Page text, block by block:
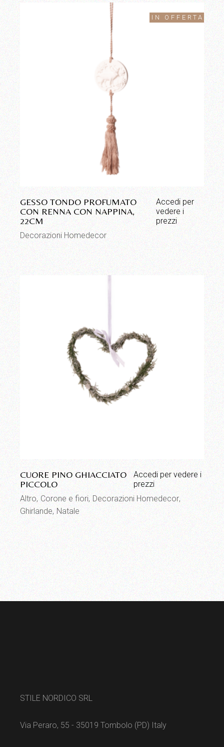
IN OFFERTA
GESSO TONDO PROFUMATO
CON RENNA CON NAPPINA,
22CM
Accedi per
vedere i
prezzi
Decorazioni Homedecor
CUORE PINO GHIACCIATO
PICCOLO
Accedi per vedere i
prezzi
Altro Corone e fiori Decorazioni Homedecor
Ghirlande Natale
STILE NORDICO SRL
Via Peraro, 55 - 35019 Tombolo (PD) Italy